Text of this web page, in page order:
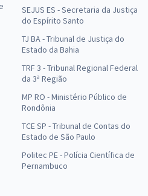
SEJUS ES - Secretaria da Justiça
do Espírito Santo
TJ BA - Tribunal de Justiça do
Estado da Bahia
TRF 3 - Tribunal Regional Federal
da 3ª Região
MP RO - Ministério Público de
Rondônia
TCE SP - Tribunal de Contas do
Estado de São Paulo
Politec PE - Polícia Científica de
Pernambuco